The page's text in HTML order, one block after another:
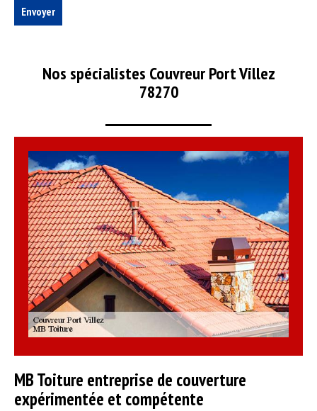
Nos spécialistes Couvreur Port Villez
78270
MB Toiture entreprise de couverture
expérimentée et compétente